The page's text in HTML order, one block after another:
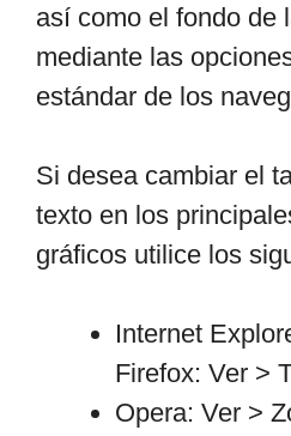
así como el fondo de
mediante las
estándar de los
Si desea cambiar el
texto en los
gráficos utilice los
Internet
Firefox: Ver >
Opera: Ver >